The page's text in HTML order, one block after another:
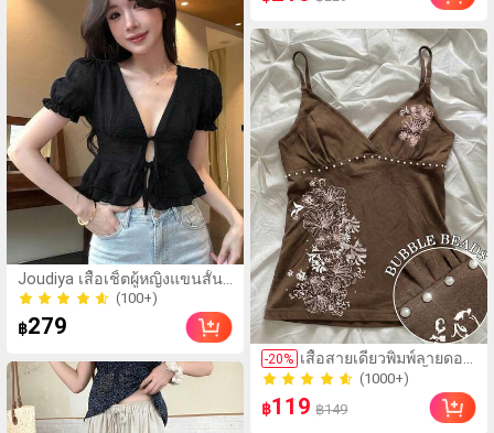
Joudiya เสื้อเชิ้ตผู้หญิงแขนสั้น
ฤดูใบไม้ผลิและฤดูร้อน สีดำ
ลายดอกไม้เข้ม ปักลาย สไตล์
ลำลอง สตรีท งานแต่งงาน รัด
(100+)
80+ ขายแล้ว
(100+)
80+ ขายแล้ว
฿279
-20% เสื้อสายเดี่ยวพิมพ์ลายดอก
ชบาแบบสบายๆ, เสื้อฤดู
ร้อน, ชุดชายหาดสำหรับผู้
หญิง สีน้ำตาล
(1000+)
100+ ขายแล้ว
(1000+)
100+ ขายแล้ว
฿119 ฿149